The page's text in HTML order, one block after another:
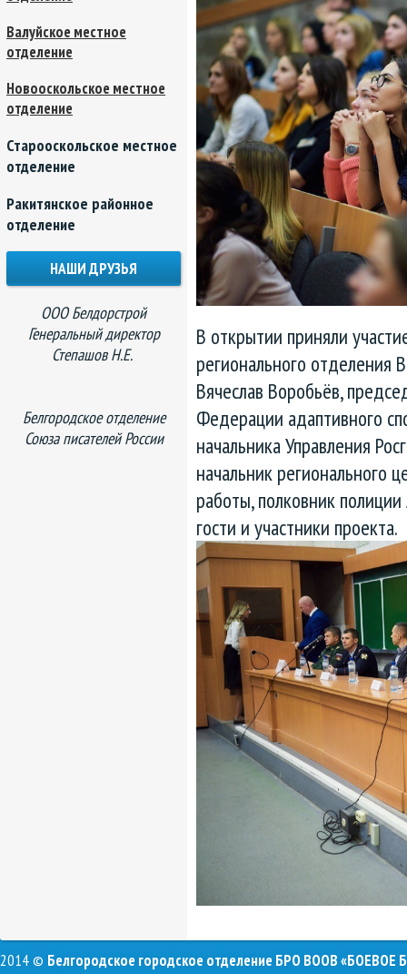
В открытии приняли
регионального
Вячеслав Воробьёв,
Федерации адаптивного
начальника Управления
начальник регионального
работы, полковник
гости и участники проекта.
Валуйское местное
отделение
Новооскольское местное
отделение
Старооскольское местное
отделение
Ракитянское районное
отделение
НАШИ ДРУЗЬЯ
ООО Белдорстрой
Генеральный директор
Степашов Н.Е.
Белгородское отделение
Союза писателей России
2014 © Белгородское городское отделение БРО ВООВ «БОЕВОЕ